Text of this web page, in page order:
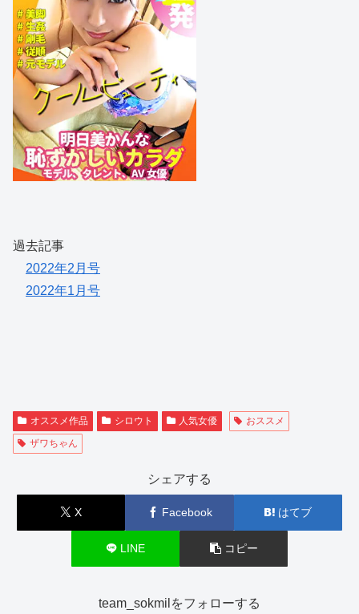
過去記事
2022年2月号
2022年1月号
オススメ作品 シロウト 人気女優
おススメ
ザワちゃん
シェアする
X Facebook はてブ
LINE コピー
team_sokmilをフォローする